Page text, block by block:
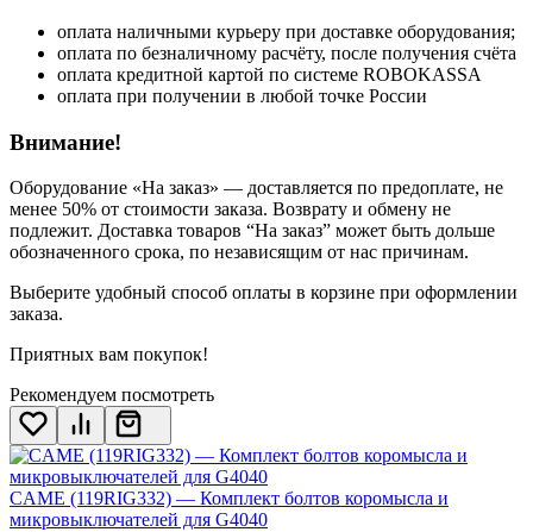
оплата наличными курьеру при доставке оборудования;
оплата по безналичному расчёту, после получения счёта
оплата кредитной картой по системе ROBOKASSA
оплата при получении в любой точке России
Внимание!
Оборудование «На заказ» — доставляется по предоплате, не
менее 50% от стоимости заказа. Возврату и обмену не
подлежит. Доставка товаров “На заказ” может быть дольше
обозначенного срока, по независящим от нас причинам.
Выберите удобный способ оплаты в корзине при оформлении
заказа.
Приятных вам покупок!
Рекомендуем посмотреть
CAME (119RIG332) — Комплект болтов коромысла и
микровыключателей для G4040